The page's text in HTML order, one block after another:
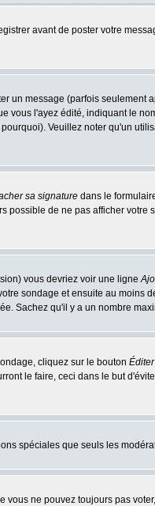
avant de poster votre
un message (parfois seulement
l'ayez édité, indiquant le
Veuillez noter qu'un
sa signature dans le
de ne pas afficher
vous devriez voir une ligne
sondage et ensuite au moins
Sachez qu'il y a un nombre
cliquez sur le bouton Éditer
le faire, ceci dans le but
spéciales que seuls les
ne pouvez toujours pas